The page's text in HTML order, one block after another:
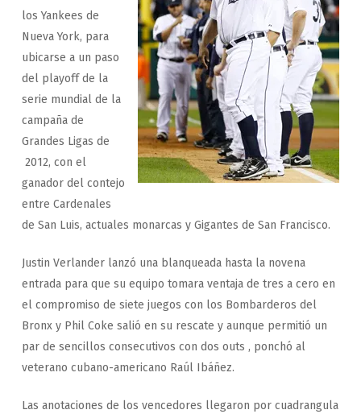
los Yankees de
Nueva York, para
ubicarse a un paso
del playoff de la
serie mundial de la
campaña de
Grandes Ligas de
2012, con el
ganador del contejo
entre Cardenales
de San Luis, actuales monarcas y Gigantes de San Francisco.
Justin Verlander lanzó una blanqueada hasta la novena
entrada para que su equipo tomara ventaja de tres a cero en
el compromiso de siete juegos con los Bombarderos del
Bronx y Phil Coke salió en su rescate y aunque permitió un
par de sencillos consecutivos con dos outs , ponchó al
veterano cubano-americano Raúl Ibáñez.
Las anotaciones de los vencedores llegaron por cuadrangula